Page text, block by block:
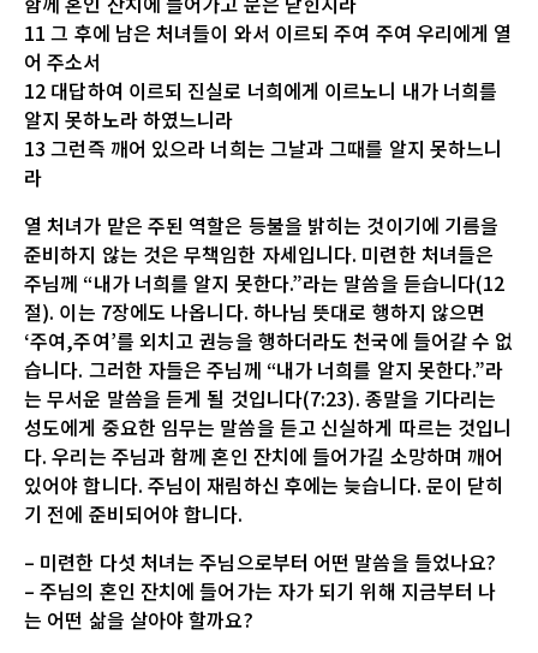
11 그 후에 남은 처녀들이 와서 이르되 주여 주여 우리에게 열
어 주소서
12 대답하여 이르되 진실로 너희에게 이르노니 내가 너희를
알지 못하노라 하였느니라
13 그런즉 깨어 있으라 너희는 그날과 그때를 알지 못하느니
라
열 처녀가 맡은 주된 역할은 등불을 밝히는 것이기에 기름을
준비하지 않는 것은 무책임한 자세입니다. 미련한 처녀들은
주님께 “내가 너희를 알지 못한다.”라는 말씀을 듣습니다(12
절). 이는 7장에도 나옵니다. 하나님 뜻대로 행하지 않으면
‘주여,주여’를 외치고 권능을 행하더라도 천국에 들어갈 수 없
습니다. 그러한 자들은 주님께 “내가 너희를 알지 못한다.”라
는 무서운 말씀을 듣게 될 것입니다(7:23). 종말을 기다리는
성도에게 중요한 임무는 말씀을 듣고 신실하게 따르는 것입니
다. 우리는 주님과 함께 혼인 잔치에 들어가길 소망하며 깨어
있어야 합니다. 주님이 재림하신 후에는 늦습니다. 문이 닫히
기 전에 준비되어야 합니다.
– 미련한 다섯 처녀는 주님으로부터 어떤 말씀을 들었나요?
– 주님의 혼인 잔치에 들어가는 자가 되기 위해 지금부터 나
는 어떤 삶을 살아야 할까요?